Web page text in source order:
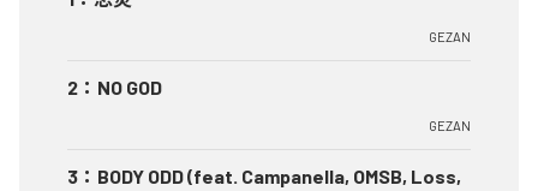
GEZAN
2 ： NO GOD
GEZAN
3 ： BODY ODD (feat. Campanella, OMSB, Loss,